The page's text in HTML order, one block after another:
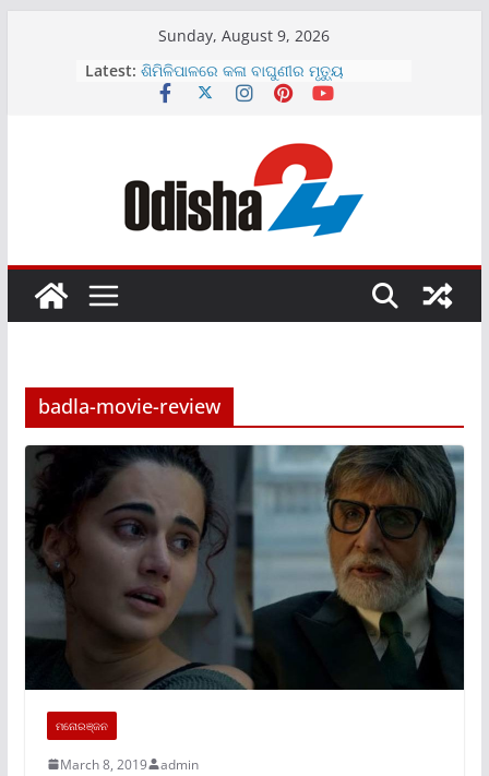
Sunday, August 9, 2026
Latest: ଶିମିଳିପାଳରେ କଳା ବାଘୁଣୀର ମୃତ୍ୟୁ
ମାଗଣା ରହିବ UPI ପେମେଣ୍ଟ
ଯାତ୍ରାମଞ୍ଚରେ କଳାକାରଙ୍କୁ ଚେୟାର ମାଡ଼
ବର୍ଷା ପାଇଁ ମୟୁରଭଞ୍ଜରେ ସ୍କୁଲ ଛୁଟି
badla-movie-review
ମନୋରଞ୍ଜନ
March 8, 2019 admin